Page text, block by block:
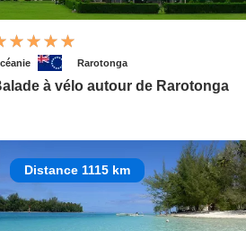
Rarotonga
à vélo autour de Rarotonga
Distance 1115 km